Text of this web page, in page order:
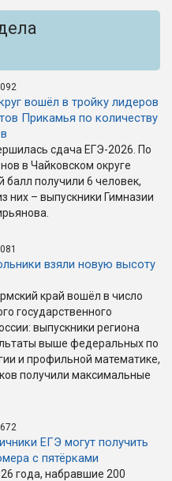
вошёл в тройку лидеров
Прикамья по количеству
сдача ЕГЭ-2026. По
в Чайковском округе
получили 6 человек,
них – выпускники Гимназии
взяли новую высоту
край вошёл в число
государственного
выпускники региона
выше федеральных по
и профильной математике,
получили максимальные
ЕГЭ могут получить
с пятёрками
года, набравшие 200